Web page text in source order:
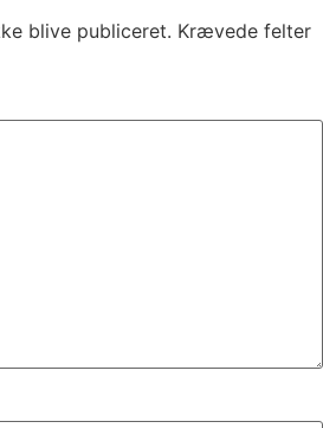
blive publiceret. Krævede felter